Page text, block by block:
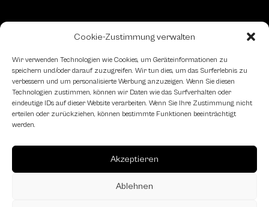
Cookie-Zustimmung verwalten
Wir verwenden Technologien wie Cookies, um Geräteinformationen zu
speichern und/oder darauf zuzugreifen. Wir tun dies, um das Surferlebnis zu
verbessern und um personalisierte Werbung anzuzeigen. Wenn Sie diesen
Technologien zustimmen, können wir Daten wie das Surfverhalten oder
eindeutige IDs auf dieser Website verarbeiten. Wenn Sie Ihre Zustimmung nicht
erteilen oder zurückziehen, können bestimmte Funktionen beeinträchtigt
werden.
Akzeptieren
Ablehnen
Kontaktformular
Schachfreundliche Lokale